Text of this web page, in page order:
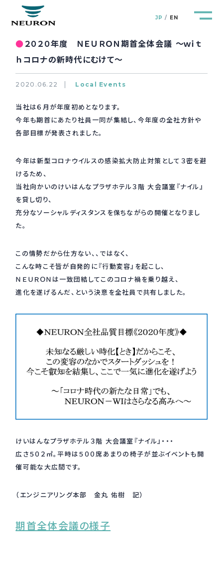
JP EN
企業情報
研究開発 R&D
新着情報 News&Topics
お問い合わせ
● ２０２０年度 ＮＥＵＲＯＮ期首全体会議 ～ｗｉｔ
ｈコロナの新時代にむけて～
2020.06.22 Local Events
当社は６月が年度初めとなります。
今年も期首にあたり社員一同が集結し、今年度の全社方針や
各部目標が発表されました。
今年は新型コロナウイルスの感染拡大防止対策として３密を避
けるため、
当社向かいのけいはんなプラザホテル３階 大会議室『ナイル』
を貸し切り、
充分なソーシャルディスタンスを保ちながらの開催となりまし
た。
この情勢だから仕方ない、、ではなく、
こんな時こそ皆が自発的に『行動変容』を起こし、
ＮＥＵＲＯＮは一致団結してこのコロナ禍を乗り越え、
進化を遂げるんだ、という決意を全社員で共有しました。
けいはんなプラザホテル３階 大会議室『ナイル』・・・
広さ５０２㎡。平時は５００席あまりの椅子が並ぶイベントも開
催可能な大広間です。
（エンジニアリング本部 金丸 佑樹 記）
期首全体会議の様子